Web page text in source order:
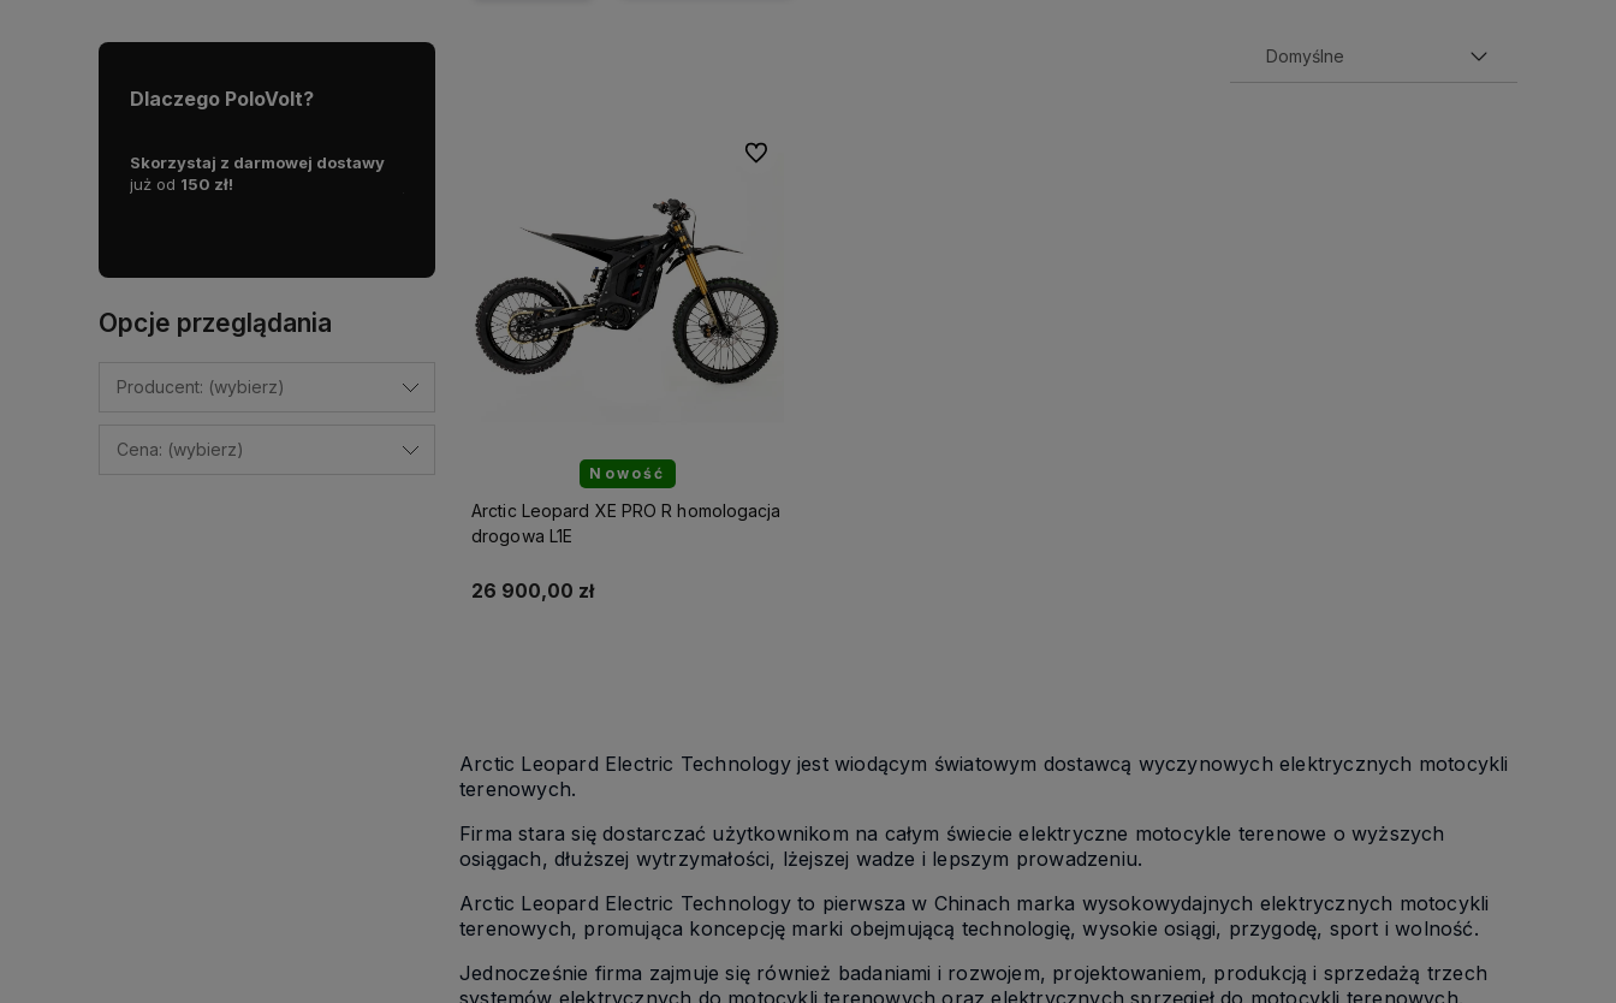
Dlaczego PoloVolt?
Działamy od 2002 roku, mamy więc
już 10 lat doświadczenia na
liczyć na ekspresową dostawę!
Skorzystaj z darmowej dostawy
Opcje przeglądania
Producent: (wybierz)
Cena: (wybierz)
Nowość
Arctic Leopard XE PRO R homologacja
drogowa L1E
26 900,00 zł
Do ulubionych
Arctic Leopard Electric Technology jest wiodącym światowym dostawcą wyczynowych elektrycznych motocykli
terenowych.
Firma stara się dostarczać użytkownikom na całym świecie elektryczne motocykle terenowe o wyższych
osiągach, dłuższej wytrzymałości, lżejszej wadze i lepszym prowadzeniu.
Arctic Leopard Electric Technology to pierwsza w Chinach marka wysokowydajnych elektrycznych motocykli
terenowych, promująca koncepcję marki obejmującą technologię, wysokie osiągi, przygodę, sport i wolność.
Jednocześnie firma zajmuje się również badaniami i rozwojem, projektowaniem, produkcją i sprzedażą trzech